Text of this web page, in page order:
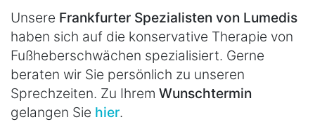
Unsere Frankfurter Spezialisten von Lumedis
haben sich auf die konservative Therapie von
Fußheberschwächen spezialisiert. Gerne
beraten wir Sie persönlich zu unseren
Sprechzeiten. Zu Ihrem Wunschtermin
gelangen Sie hier.